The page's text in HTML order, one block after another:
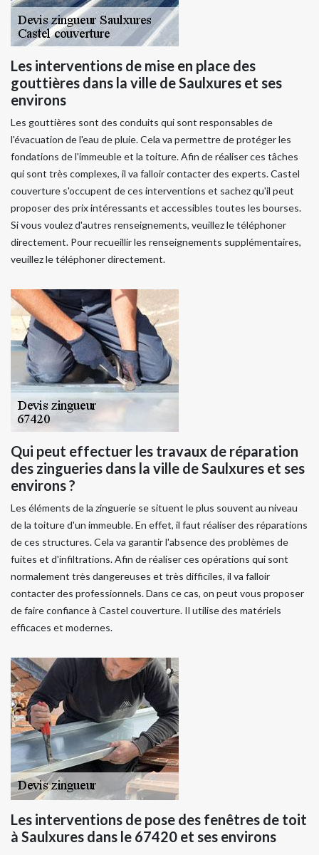
Les interventions de mise en place des
gouttières dans la ville de Saulxures et ses
environs
Les gouttières sont des conduits qui sont responsables de
l'évacuation de l'eau de pluie. Cela va permettre de protéger les
fondations de l'immeuble et la toiture. Afin de réaliser ces tâches
qui sont très complexes, il va falloir contacter des experts. Castel
couverture s'occupent de ces interventions et sachez qu'il peut
proposer des prix intéressants et accessibles toutes les bourses.
Si vous voulez d'autres renseignements, veuillez le téléphoner
directement. Pour recueillir les renseignements supplémentaires,
veuillez le téléphoner directement.
Qui peut effectuer les travaux de réparation
des zingueries dans la ville de Saulxures et ses
environs ?
Les éléments de la zinguerie se situent le plus souvent au niveau
de la toiture d'un immeuble. En effet, il faut réaliser des réparations
de ces structures. Cela va garantir l'absence des problèmes de
fuites et d'infiltrations. Afin de réaliser ces opérations qui sont
normalement très dangereuses et très difficiles, il va falloir
contacter des professionnels. Dans ce cas, on peut vous proposer
de faire confiance à Castel couverture. Il utilise des matériels
efficaces et modernes.
Les interventions de pose des fenêtres de toit
à Saulxures dans le 67420 et ses environs